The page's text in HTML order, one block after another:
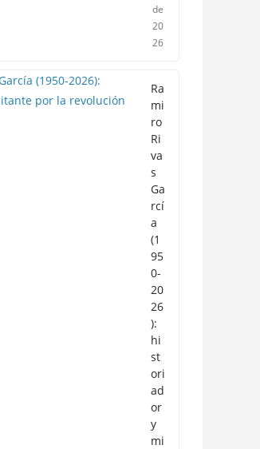
de
20
26
Ra
mi
ro
Ri
va
s
Ga
rcí
a
(1
95
0-
20
26
):
hi
st
ori
ad
or
y
mi